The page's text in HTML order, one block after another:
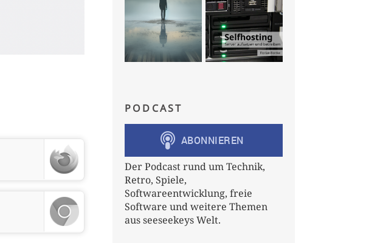
PODCAST
Der Podcast rund um Technik,
Retro, Spiele,
Softwareentwicklung, freie
Software und weitere Themen
aus seeseekeys Welt.